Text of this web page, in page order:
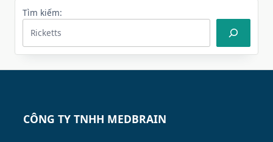
Tìm kiếm:
CÔNG TY TNHH MEDBRAIN